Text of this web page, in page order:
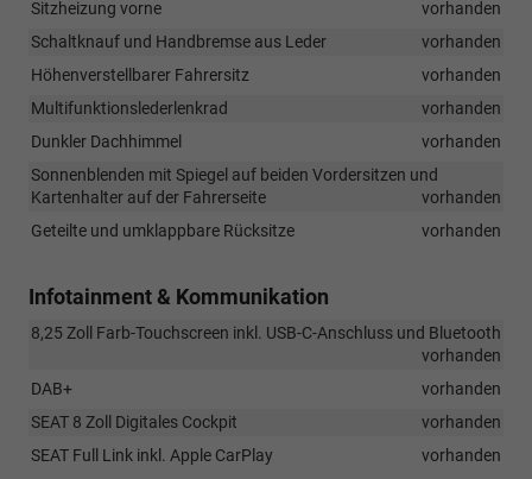
Sitzheizung vorne
vorhanden
Schaltknauf und Handbremse aus Leder
vorhanden
Höhenverstellbarer Fahrersitz
vorhanden
Multifunktionslederlenkrad
vorhanden
Dunkler Dachhimmel
vorhanden
Sonnenblenden mit Spiegel auf beiden Vordersitzen und
Kartenhalter auf der Fahrerseite
vorhanden
Geteilte und umklappbare Rücksitze
vorhanden
Infotainment & Kommunikation
8,25 Zoll Farb-Touchscreen inkl. USB-C-Anschluss und Bluetooth
vorhanden
DAB+
vorhanden
SEAT 8 Zoll Digitales Cockpit
vorhanden
SEAT Full Link inkl. Apple CarPlay
vorhanden